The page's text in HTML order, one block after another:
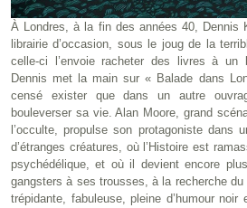
À Londres, à la fin des années 40, Dennis
librairie d’occasion, sous le joug de la
celle-ci l’envoie racheter des livres à un
Dennis met la main sur « Balade dans
censé exister que dans un autre
bouleverser sa vie. Alan Moore, grand
l’occulte, propulse son protagoniste dans
d’étranges créatures, où l’Histoire est
psychédélique, et où il devient encore
gangsters à ses trousses, à la recherche
trépidante, fabuleuse, pleine d’humour